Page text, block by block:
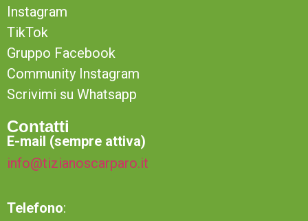
Instagram
TikTok
Gruppo Facebook
Community Instagram
Scrivimi su Whatsapp
Contatti
E-mail (sempre attiva)
info@tizianoscarparo.it
Telefono: